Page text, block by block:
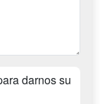
darnos su